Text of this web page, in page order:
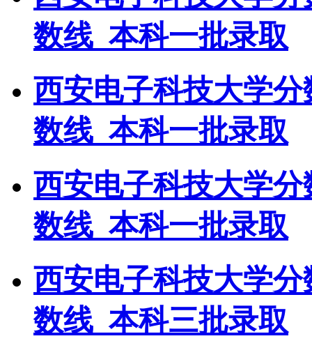
数线_本科一批录取
西安电子科技大学
数线_本科一批录取
西安电子科技大学
数线_本科一批录取
西安电子科技大学
数线_本科三批录取